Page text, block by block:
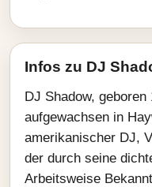
Infos zu DJ
DJ Shadow,
aufgewachsen in
amerikanischer DJ,
der durch seine
Arbeitsweise